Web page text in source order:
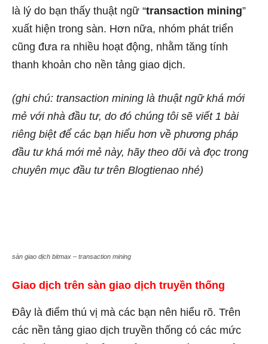
là lý do bạn thấy thuật ngữ “transaction mining”
xuất hiện trong sàn. Hơn nữa, nhóm phát triển
cũng đưa ra nhiều hoạt động, nhằm tăng tính
thanh khoản cho nền tảng giao dịch.
(ghi chú: transaction mining là thuật ngữ khá mới
mẻ với nhà đầu tư, do đó chúng tôi sẽ viết 1 bài
riêng biệt để các bạn hiểu hơn về phương pháp
đầu tư khá mới mẻ này, hãy theo dõi và đọc trong
chuyên mục đầu tư trên Blogtienao nhé)
sàn giao dịch bitmax – transaction mining
Giao dịch trên sàn giao dịch truyền thống
Đây là điểm thú vị mà các bạn nên hiểu rõ. Trên
các nền tảng giao dịch truyền thống có các mức